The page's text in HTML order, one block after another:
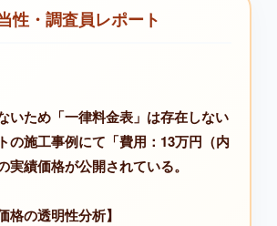
性・調査員レポート
いため「一律料金表」は存在しない
の施工事例にて「費用：13万円（内
実績価格が公開されている。
格の透明性分析】